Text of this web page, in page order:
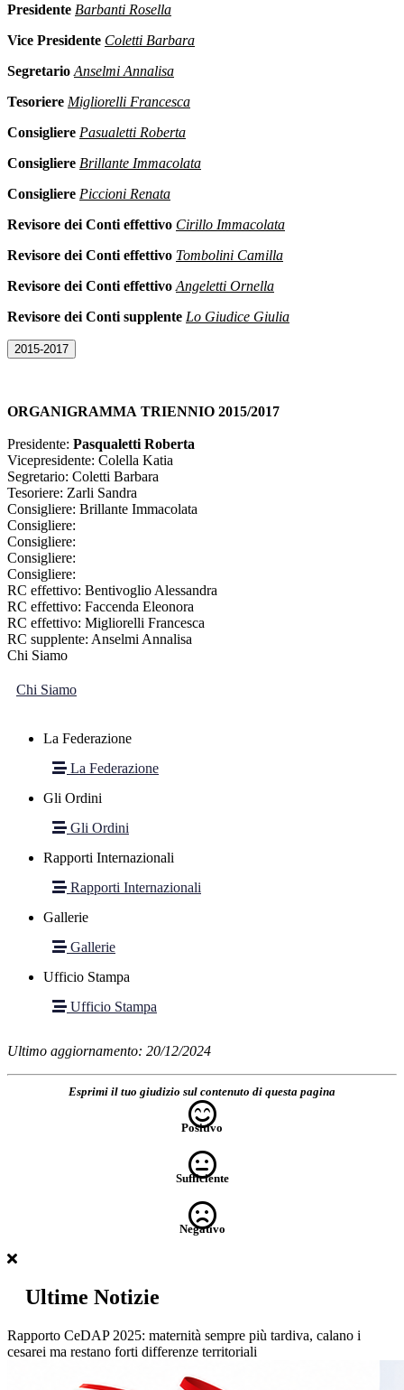
Presidente Barbanti Rosella
Vice Presidente Coletti Barbara
Segretario Anselmi Annalisa
Tesoriere Migliorelli Francesca
Consigliere Pasualetti Roberta
Consigliere Brillante Immacolata
Consigliere Piccioni Renata
Revisore dei Conti effettivo Cirillo Immacolata
Revisore dei Conti effettivo Tombolini Camilla
Revisore dei Conti effettivo Angeletti Ornella
Revisore dei Conti supplente Lo Giudice Giulia
2015-2017
ORGANIGRAMMA TRIENNIO 2015/2017
Presidente: Pasqualetti Roberta
Vicepresidente: Colella Katia
Segretario: Coletti Barbara
Tesoriere: Zarli Sandra
Consigliere: Brillante Immacolata
Consigliere:
Consigliere:
Consigliere:
Consigliere:
RC effettivo: Bentivoglio Alessandra
RC effettivo: Faccenda Eleonora
RC effettivo: Migliorelli Francesca
RC supplente: Anselmi Annalisa
Chi Siamo
Chi Siamo
La Federazione
La Federazione
Gli Ordini
Gli Ordini
Rapporti Internazionali
Rapporti Internazionali
Gallerie
Gallerie
Ufficio Stampa
Ufficio Stampa
Ultimo aggiornamento: 20/12/2024
Esprimi il tuo giudizio sul contenuto di questa pagina
Positivo
Sufficiente
Negativo
Ultime Notizie
Rapporto CeDAP 2025: maternità sempre più tardiva, calano i
cesarei ma restano forti differenze territoriali